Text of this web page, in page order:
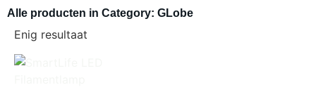
Alle producten in Category: GLobe
Enig resultaat